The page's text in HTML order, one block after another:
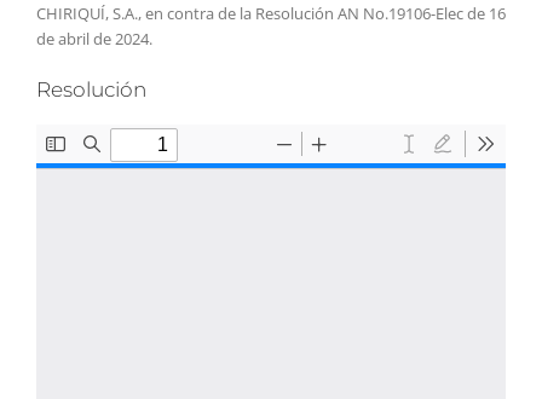
CHIRIQUÍ, S.A., en contra de la Resolución AN No.19106-Elec de 16
de abril de 2024.
Resolución